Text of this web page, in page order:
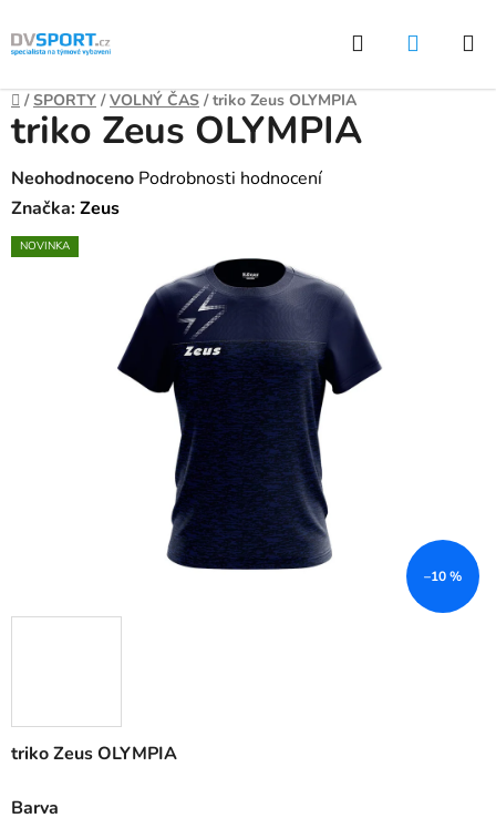
Přejít
na
Hledat
Domů
/ SPORTY / VOLNÝ ČAS / triko Zeus OLYMPIA
triko Zeus OLYMPIA
Barva
triko Zeus OLYMPIA
Průměrné
hodnocení
produktu
Neohodnoceno Podrobnosti hodnocení
Značka:Zeus
NOVINKA
–10 %